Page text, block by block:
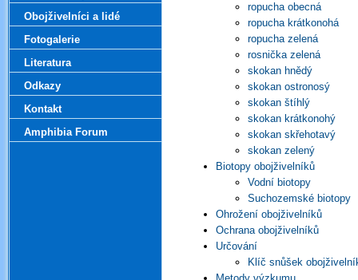
ropucha obecná
ropucha krátkonohá
ropucha zelená
rosnička zelená
skokan hnědý
skokan ostronosý
skokan štíhlý
skokan krátkonohý
skokan skřehotavý
skokan zelený
Biotopy obojživelníků
Vodní biotopy
Suchozemské biotopy
Ohrožení obojživelníků
Ochrana obojživelníků
Určování
Klíč snůšek
Obojživelníci a lidé
Fotogalerie
Literatura
Odkazy
Kontakt
Amphibia Forum